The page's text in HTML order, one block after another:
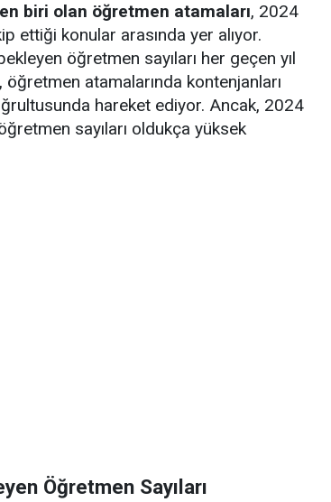
biri olan öğretmen atamaları, 2024
ettiği konular arasında yer alıyor.
öğretmen sayıları her geçen yıl
atamalarında kontenjanları
hareket ediyor. Ancak, 2024
sayıları oldukça yüksek
Öğretmen Sayıları